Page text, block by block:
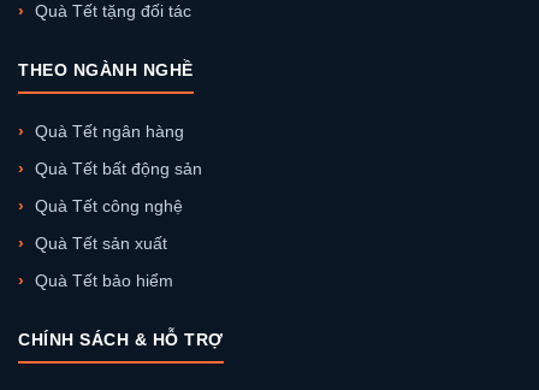
Quà Tết tặng đối tác
THEO NGÀNH NGHỀ
Quà Tết ngân hàng
Quà Tết bất động sản
Quà Tết công nghệ
Quà Tết sản xuất
Quà Tết bảo hiểm
CHÍNH SÁCH & HỖ TRỢ